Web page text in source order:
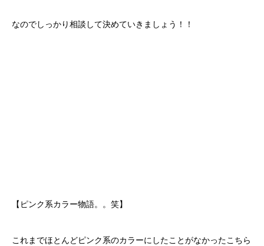
なのでしっかり相談して決めていきましょう！！
【ピンク系カラー物語。。笑】
これまでほとんどピンク系のカラーにしたことがなかったこちら